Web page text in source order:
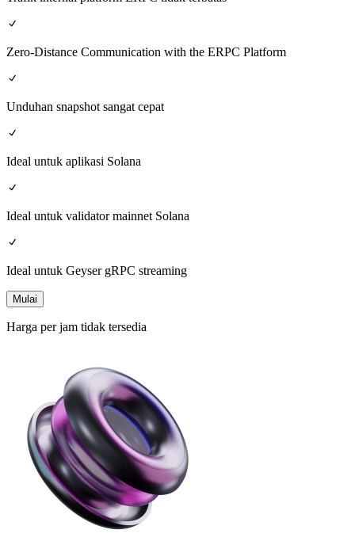
Zero-Distance Communication with the ERPC Platform
Unduhan snapshot sangat cepat
Ideal untuk aplikasi Solana
Ideal untuk validator mainnet Solana
Ideal untuk Geyser gRPC streaming
Mulai
Harga per jam tidak tersedia